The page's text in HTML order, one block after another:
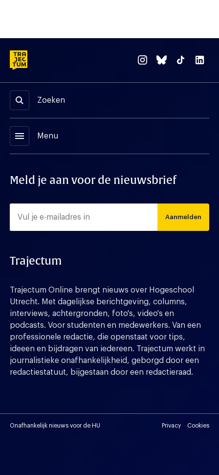
Zoeken
menu Menu
Meld je aan voor de nieuwsbrief
Aanmelden
Trajectum
Trajectum Online brengt nieuws over Hogeschool
Utrecht. Met dagelijkse berichtgeving, columns,
interviews, achtergronden, foto's, video's en
podcasts. Voor studenten en medewerkers. Van een
professionele redactie, die openstaat voor tips,
ideeen en bijdragen van iedereen. Trajectum werkt in
journalistieke onafhankelijkheid, geborgd door een
redactiestatuut, bijgestaan door een redactieraad.
Onafhankelijk nieuws voor de HU Privacy Cookies